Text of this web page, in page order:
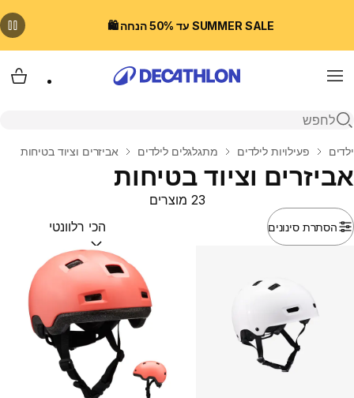
SUMMER SALE עד 50% הנחה 🛍️
Menu
פתיחת חיפוש
בית
ילדים פעילויות לילדים מתגלגלים לילדים אביזרים וציוד בטיחות
אביזרים וציוד בטיחות
הסתרת סינונים
23 מוצרים
מיין לפי:(optional)